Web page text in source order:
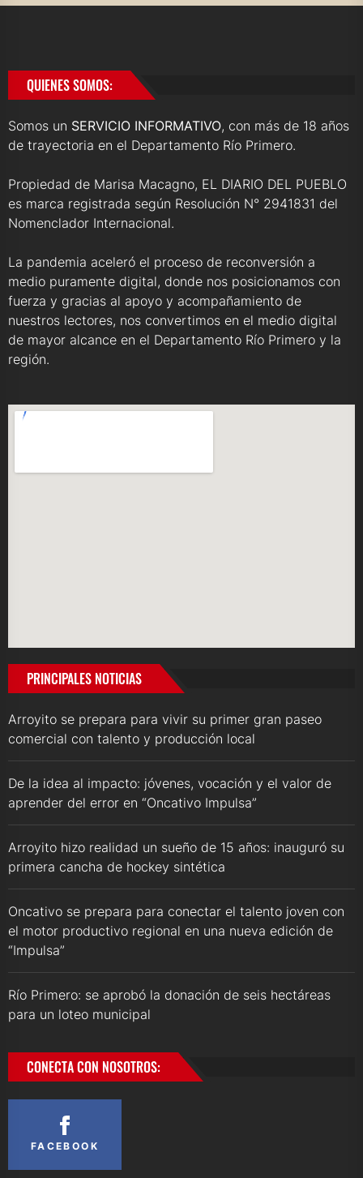
QUIENES SOMOS:
Somos un SERVICIO INFORMATIVO, con más de 18 años
de trayectoria en el Departamento Río Primero.
Propiedad de Marisa Macagno, EL DIARIO DEL PUEBLO
es marca registrada según Resolución N° 2941831 del
Nomenclador Internacional.
La pandemia aceleró el proceso de reconversión a
medio puramente digital, donde nos posicionamos con
fuerza y gracias al apoyo y acompañamiento de
nuestros lectores, nos convertimos en el medio digital
de mayor alcance en el Departamento Río Primero y la
región.
PRINCIPALES NOTICIAS
Arroyito se prepara para vivir su primer gran paseo
comercial con talento y producción local
De la idea al impacto: jóvenes, vocación y el valor de
aprender del error en “Oncativo Impulsa”
Arroyito hizo realidad un sueño de 15 años: inauguró su
primera cancha de hockey sintética
Oncativo se prepara para conectar el talento joven con
el motor productivo regional en una nueva edición de
“Impulsa”
Río Primero: se aprobó la donación de seis hectáreas
para un loteo municipal
CONECTA CON NOSOTROS:
FACEBOOK